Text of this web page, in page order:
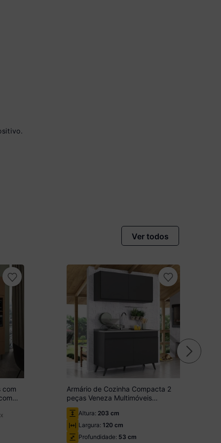
Ver todos
com
Armário de Cozinha Compacta 2
peças Veneza Multimóveis
MP2141.895 Preto
Altura: 203 cm
Largura:120 cm
Profundidade: 53 cm